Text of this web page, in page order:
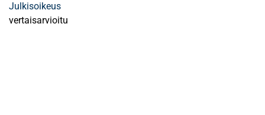
Julkisoikeus
vertaisarvioitu